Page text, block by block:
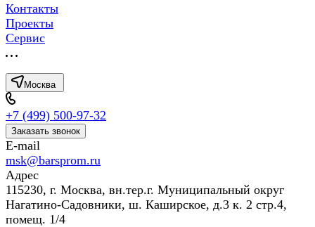
Контакты
Проекты
Сервис
Москва
+7 (499) 500-97-32
Заказать звонок
E-mail
msk@barsprom.ru
Адрес
115230, г. Москва, вн.тер.г. Муниципальный округ
Нагатино-Садовники, ш. Каширское, д.3 к. 2 стр.4,
помещ. 1/4